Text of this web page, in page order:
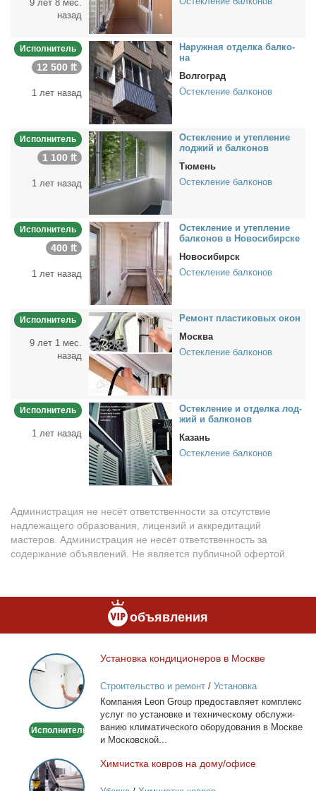
9 лет 8 мес.
назад
Исполнитель
12 500 ₶
1 лет назад
На­руж­ная от­дел­ка бал­ко­
на
Волгоград
Остекление балконов
Исполнитель
1 100 ₶
1 лет назад
Остек­ле­ние и утеп­ле­ние
лод­жий и бал­ко­нов
Тюмень
Остекление балконов
Исполнитель
400 ₶
1 лет назад
Остек­ле­ние и утеп­ле­ние
бал­ко­нов в Но­во­си­бир­ске
Новосибирск
Остекление балконов
Исполнитель
9 лет 1 мес.
назад
Ре­монт пла­сти­ко­вых окон
Москва
Остекление балконов
Исполнитель
1 лет назад
Остек­ле­ние и от­дел­ка лод­
жий и бал­ко­нов
Казань
Остекление балконов
Администрация не несёт ответственности за отсутствие
надлежащего образования, лицензий и аккредитаций
мастеров. Администрация не несёт ответственность за
содержание объявлений. Не является публичной офертой.
объявления
Установка
кондиционеров
в
Москве
Исполнитель
Уста­нов­ка кон­ди­ци­о­не­ров в Москве
Строительство и ремонт/ Установка
кондиционеров
Ком­па­ния Leon Group предо­став­ля­ет ком­плекс
услуг по уста­нов­ке и тех­ни­че­ско­му об­слу­жи­
ва­нию кли­ма­ти­че­ско­го обо­ру­до­ва­ния в Москве
и Мос­ков­ской...
Химчистка
ковров
Хим­чист­ка ков­ров на до­му/офи­се